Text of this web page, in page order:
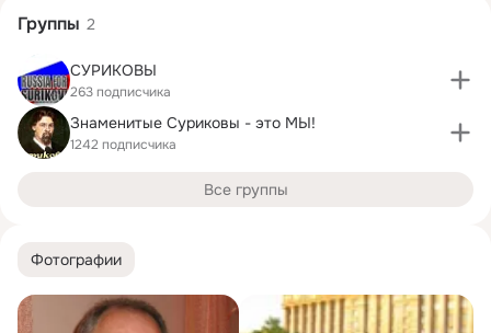
Фотографии
Группы 2
СУРИКОВЫ
263 подписчика
Знаменитые Суриковы - это МЫ!
1242 подписчика
Все группы